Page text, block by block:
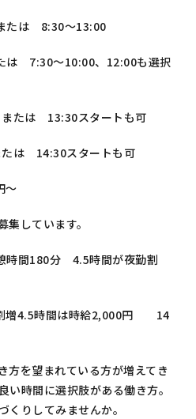
たは 8:30～13:00
は 7:30～10:00、12:00も選択
たは 13:30スタートも可
は 14:30スタートも可
～
しています。
間180分 4.5時間が夜勤割
増4.5時間は時給2,000円 14
方を望まれている方が増えてき
い時間に選択肢がある働き方。
くりしてみませんか。